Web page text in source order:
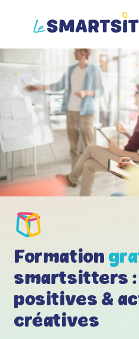
Formation
smartsitters :
positives &
créatives